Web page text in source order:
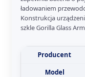
ładowaniem
Konstrukcja
szkle Gorilla Glass
Producent
Model